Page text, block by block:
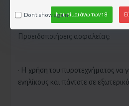
Ναι, είμαι άνω των 18
Don't show again.
Προειδοποιήσεις ασφαλείας:
· Η χρήση του πυροτεχνήματος να
ενηλίκους και πάντοτε σε